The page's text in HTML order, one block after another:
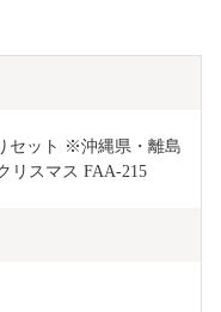
セット ※沖縄県・離島
リスマス FAA-215